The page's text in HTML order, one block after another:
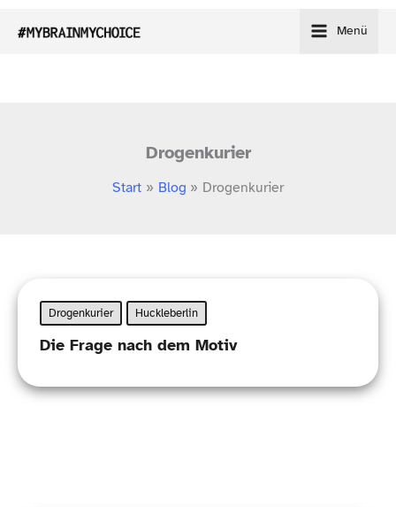
Inhalt
Menü
Drogenkurier
Start Blog Drogenkurier
Drogenkurier Huckleberlin
Die Frage nach dem Motiv